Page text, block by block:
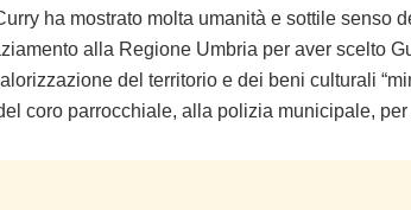
ha mostrato molta umanità e sottile senso
alla Regione Umbria per aver scelto
del territorio e dei beni culturali
coro parrocchiale, alla polizia municipale,